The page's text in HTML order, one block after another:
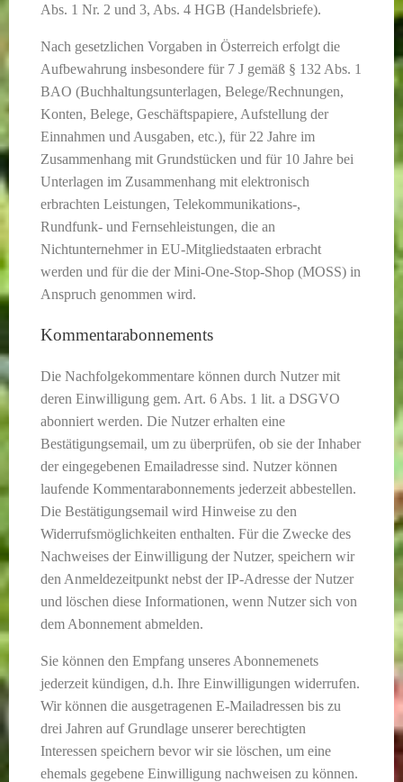
Abs. 1 Nr. 2 und 3, Abs. 4 HGB (Handelsbriefe).
Nach gesetzlichen Vorgaben in Österreich erfolgt die
Aufbewahrung insbesondere für 7 J gemäß § 132 Abs. 1
BAO (Buchhaltungsunterlagen, Belege/Rechnungen,
Konten, Belege, Geschäftspapiere, Aufstellung der
Einnahmen und Ausgaben, etc.), für 22 Jahre im
Zusammenhang mit Grundstücken und für 10 Jahre bei
Unterlagen im Zusammenhang mit elektronisch
erbrachten Leistungen, Telekommunikations-,
Rundfunk- und Fernsehleistungen, die an
Nichtunternehmer in EU-Mitgliedstaaten erbracht
werden und für die der Mini-One-Stop-Shop (MOSS) in
Anspruch genommen wird.
Kommentarabonnements
Die Nachfolgekommentare können durch Nutzer mit
deren Einwilligung gem. Art. 6 Abs. 1 lit. a DSGVO
abonniert werden. Die Nutzer erhalten eine
Bestätigungsemail, um zu überprüfen, ob sie der Inhaber
der eingegebenen Emailadresse sind. Nutzer können
laufende Kommentarabonnements jederzeit abbestellen.
Die Bestätigungsemail wird Hinweise zu den
Widerrufsmöglichkeiten enthalten. Für die Zwecke des
Nachweises der Einwilligung der Nutzer, speichern wir
den Anmeldezeitpunkt nebst der IP-Adresse der Nutzer
und löschen diese Informationen, wenn Nutzer sich von
dem Abonnement abmelden.
Sie können den Empfang unseres Abonnemenets
jederzeit kündigen, d.h. Ihre Einwilligungen widerrufen.
Wir können die ausgetragenen E-Mailadressen bis zu
drei Jahren auf Grundlage unserer berechtigten
Interessen speichern bevor wir sie löschen, um eine
ehemals gegebene Einwilligung nachweisen zu können.